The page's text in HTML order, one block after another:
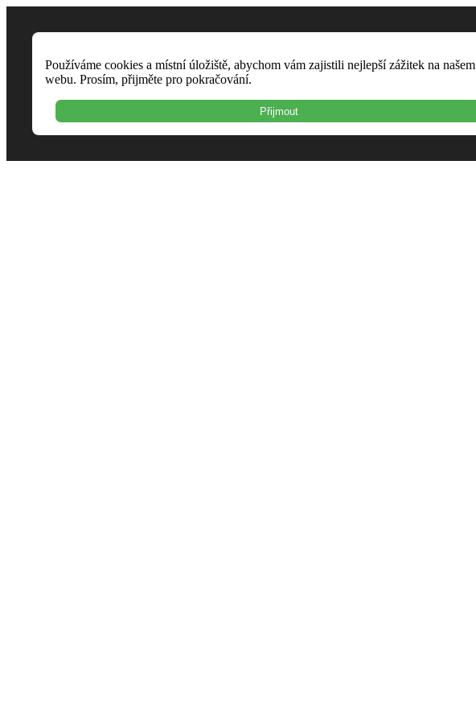
Používáme cookies a místní úložiště, abychom vám zajistili nejlepší zážitek na našem
webu. Prosím, přijměte pro pokračování.
Přijmout